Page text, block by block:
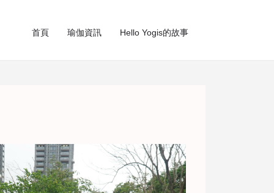
首頁 瑜伽資訊 Hello Yogis的故事